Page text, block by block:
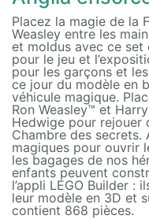
Placez la magie de la
Weasley entre les
et moldus avec ce
pour le jeu et
pour les garçons et
ce jour du modèle en
véhicule magique.
Ron Weasley™ et
Hedwige pour rejouer
Chambre des
magiques pour ouvrir
les bagages de nos
enfants peuvent
l’appli LEGO Builder :
leur modèle en 3D et
contient 868 pièces.